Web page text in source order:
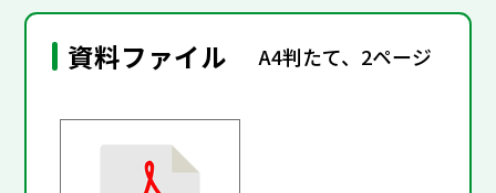
資料ファイル A4判たて、2ページ